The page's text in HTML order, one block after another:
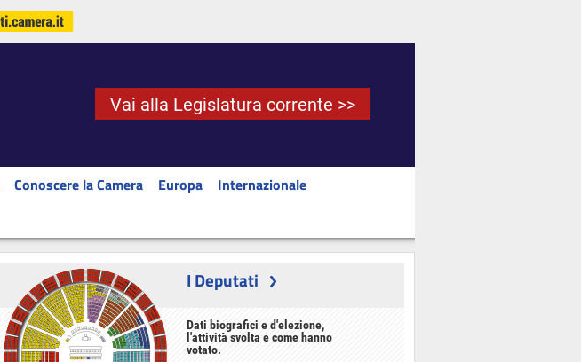
Vai alla Legislatura corrente >>
Conoscere la Camera Europa
Internazionale
I Deputati
Dati biografici e d'elezione,
l'attività svolta e come hanno
votato.